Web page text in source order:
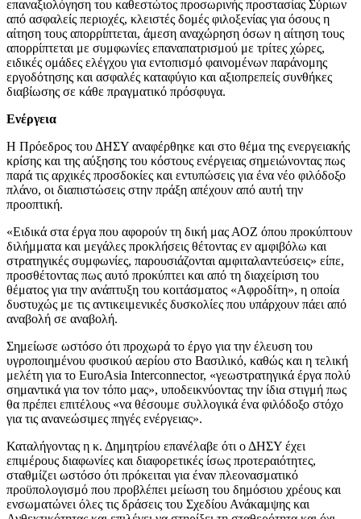
επαναξιολόγηση του καθεστώτος προσωρινής προστασίας Σύριων
από ασφαλείς περιοχές, κλειστές δομές φιλοξενίας για όσους η
αίτηση τους απορρίπτεται, άμεση αναχώρηση όσων η αίτηση τους
απορρίπτεται με συμφωνίες επαναπατρισμού με τρίτες χώρες,
ειδικές ομάδες ελέγχου για εντοπισμό φαινομένων παράνομης
εργοδότησης και ασφαλές καταφύγιο και αξιοπρεπείς συνθήκες
διαβίωσης σε κάθε πραγματικό πρόσφυγα.
Ενέργεια
Η Πρόεδρος του ΔΗΣΥ αναφέρθηκε και στο θέμα της ενεργειακής
κρίσης και της αύξησης του κόστους ενέργειας σημειώνοντας πως
παρά τις αρχικές προσδοκίες και εντυπώσεις για ένα νέο φιλόδοξο
πλάνο, οι διαπιστώσεις στην πράξη απέχουν από αυτή την
προοπτική.
«Ειδικά στα έργα που αφορούν τη δική μας ΑΟΖ όπου προκύπτουν
διλήμματα και μεγάλες προκλήσεις θέτοντας εν αμφιβόλω και
στρατηγικές συμφωνίες, παρουσιάζονται αμφιταλαντεύσεις» είπε,
προσθέτοντας πως αυτό προκύπτει και από τη διαχείριση του
θέματος για την ανάπτυξη του κοιτάσματος «Αφροδίτη», η οποία
δυστυχώς με τις αντικειμενικές δυσκολίες που υπάρχουν πάει από
αναβολή σε αναβολή.
Σημείωσε ωστόσο ότι προχωρά το έργο για την έλευση του
υγροποιημένου φυσικού αερίου στο Βασιλικό, καθώς και η τελική
μελέτη για το EuroAsia Interconnector, «γεωστρατηγικά έργα πολύ
σημαντικά για τον τόπο μας», υποδεικνύοντας την ίδια στιγμή πως
θα πρέπει επιτέλους «να θέσουμε συλλογικά ένα φιλόδοξο στόχο
για τις ανανεώσιμες πηγές ενέργειας».
Καταλήγοντας η κ. Δημητρίου επανέλαβε ότι ο ΔΗΣΥ έχει
επιμέρους διαφωνίες και διαφορετικές ίσως προτεραιότητες,
σταθμίζει ωστόσο ότι πρόκειται για έναν πλεονασματικό
προϋπολογισμό που προβλέπει μείωση του δημόσιου χρέους και
ενσωματώνει όλες τις δράσεις του Σχεδίου Ανάκαμψης και